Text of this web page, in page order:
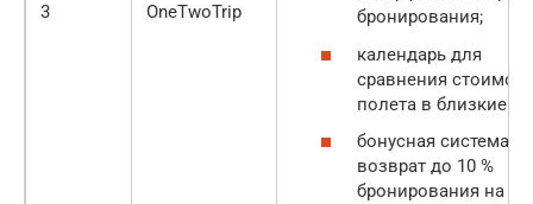
3 OneTwoTrip
бронирования;
календарь для
сравнения
полета в близкие
бонусная система:
возврат до 10 %
бронирования на